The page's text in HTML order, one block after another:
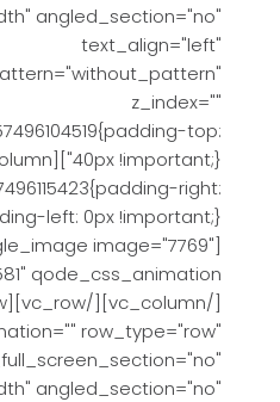
angled_section="no"
text_align="left"
z_index=""
top:
right:
image="7769"
row_type="row"
angled_section="no"